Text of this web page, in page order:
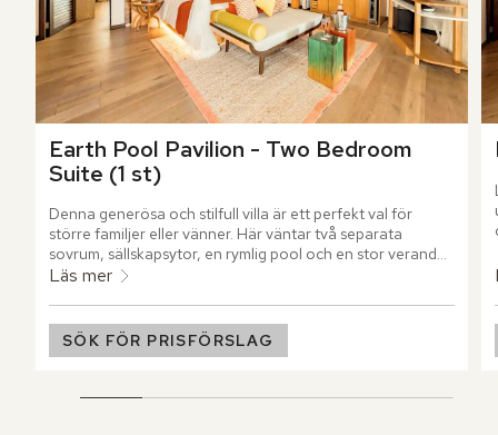
Earth Pool Pavilion - Two Bedroom
Suite (1 st)
Denna generösa och stilfull villa är ett perfekt val för
större familjer eller vänner. Här väntar två separata
sovrum, sällskapsytor, en rymlig pool och en stor veranda,
omsluten av tropisk grönska.
Läs mer
SÖK FÖR PRISFÖRSLAG